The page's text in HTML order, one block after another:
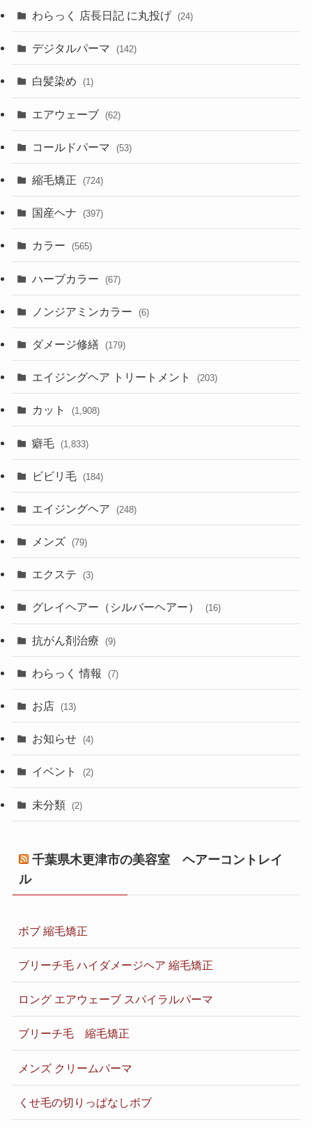
わらっく 店長日記 に丸投げ (24)
デジタルパーマ (142)
白髪染め (1)
エアウェーブ (62)
コールドパーマ (53)
縮毛矯正 (724)
国産ヘナ (397)
カラー (565)
ハーブカラー (67)
ノンジアミンカラー (6)
ダメージ修繕 (179)
エイジングヘア トリートメント (203)
カット (1,908)
癖毛 (1,833)
ビビリ毛 (184)
エイジングヘア (248)
メンズ (79)
エクステ (3)
グレイヘアー（シルバーヘアー） (16)
抗がん剤治療 (9)
わらっく 情報 (7)
お店 (13)
お知らせ (4)
イベント (2)
未分類 (2)
千葉県木更津市の美容室 ヘアーコントレイ
ル
ボブ 縮毛矯正
ブリーチ毛 ハイダメージヘア 縮毛矯正
ロング エアウェーブ スパイラルパーマ
ブリーチ毛 縮毛矯正
メンズ クリームパーマ
くせ毛の切りっぱなしボブ